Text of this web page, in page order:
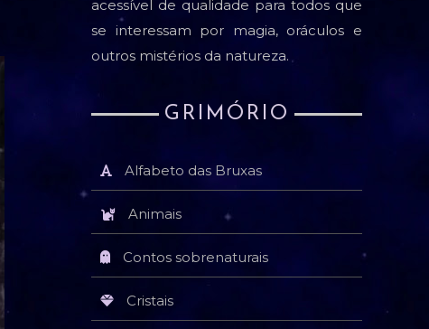
acessível de qualidade para todos que
se interessam por magia, oráculos e
outros mistérios da natureza.
GRIMÓRIO
Alfabeto das Bruxas
Animais
Contos sobrenaturais
Cristais